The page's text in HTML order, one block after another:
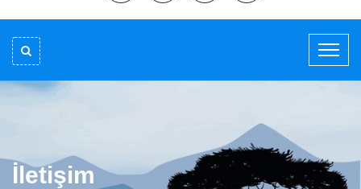
İletişim